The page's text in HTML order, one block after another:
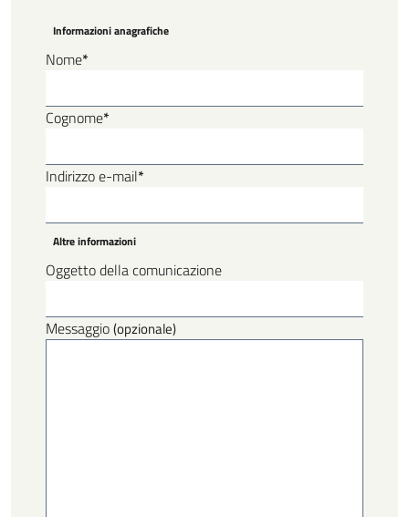
Informazioni anagrafiche
Nome*
Cognome*
Indirizzo e-mail*
Altre informazioni
Oggetto della comunicazione
Messaggio(opzionale)